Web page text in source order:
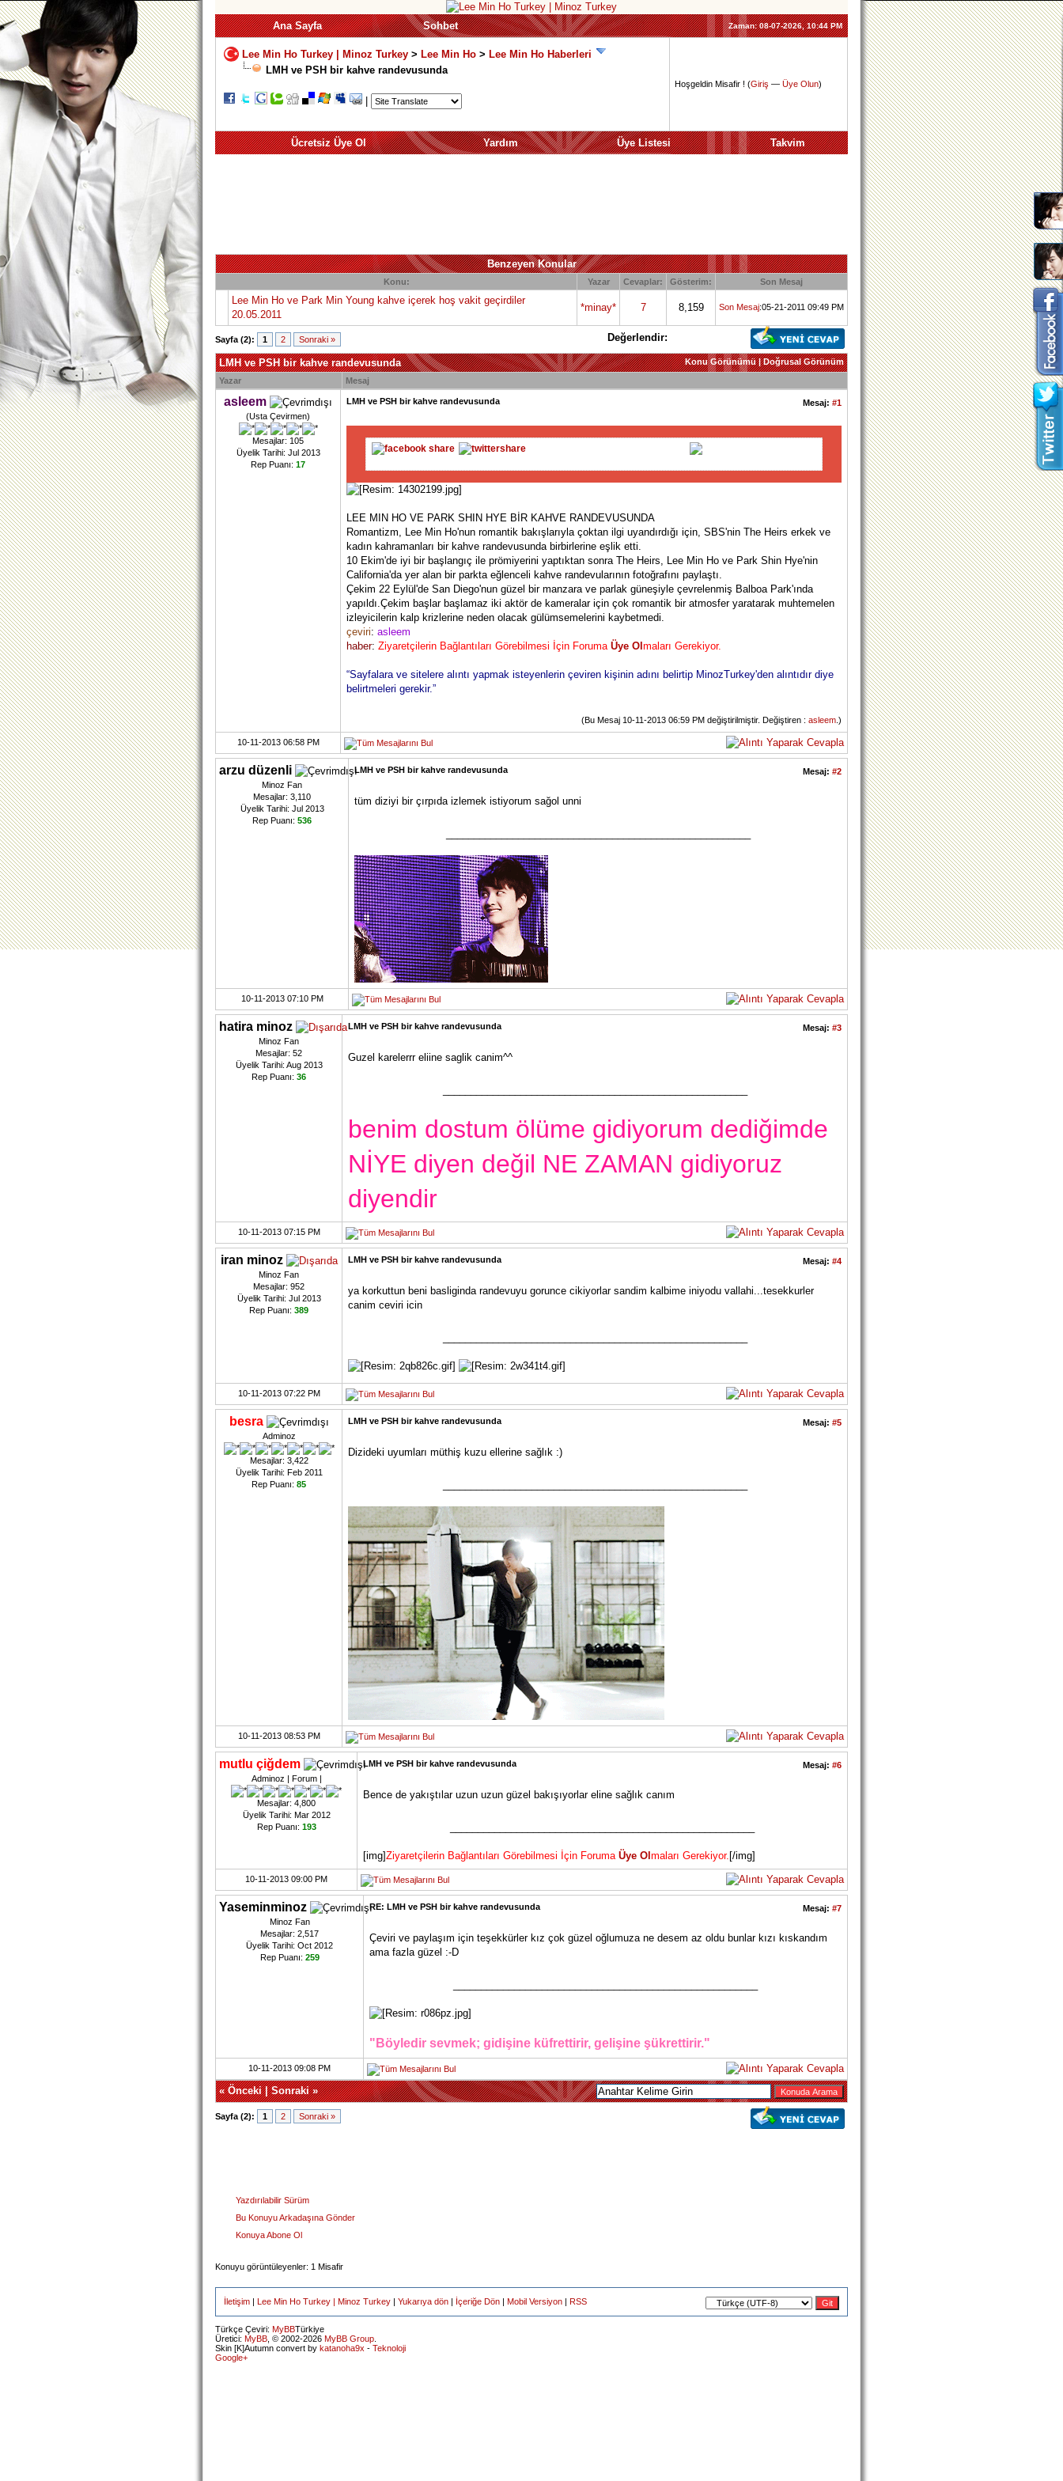
Ana Sayfa Sohbet Zaman:08-07-2026, 10:44 PM
Lee Min Ho Turkey | Minoz Turkey > Lee Min Ho > Lee Min Ho Haberleri
LMH ve PSH bir kahve randevusunda
Hoşgeldin Misafir ! (Giriş — Üye Olun)
Ücretsiz Üye Ol Yardım Üye Listesi Takvim
Benzeyen Konular
Konu: Yazar Cevaplar: Gösterim: Son Mesaj
Lee Min Ho ve Park Min Young kahve içerek hoş vakit geçirdiler
20.05.2011
*minay* 7 8,159 Son Mesaj:05-21-2011 09:49 PM
Sayfa (2): 1 2 Sonraki » Değerlendir:
Konu Görünümü|Doğrusal Görünüm
LMH ve PSH bir kahve randevusunda
Yazar Mesaj
asleem
(Usta Çevirmen)
Mesajlar: 105
Üyelik Tarihi: Jul 2013
Rep Puanı: 17
Mesaj: #1
LMH ve PSH bir kahve randevusunda
LEE MIN HO VE PARK SHIN HYE BİR KAHVE RANDEVUSUNDA
Romantizm, Lee Min Ho'nun romantik bakışlarıyla çoktan ilgi uyandırdığı için, SBS'nin The Heirs erkek ve
kadın kahramanları bir kahve randevusunda birbirlerine eşlik etti.
10 Ekim'de iyi bir başlangıç ile prömiyerini yaptıktan sonra The Heirs, Lee Min Ho ve Park Shin Hye'nin
California'da yer alan bir parkta eğlenceli kahve randevularının fotoğrafını paylaştı.
Çekim 22 Eylül'de San Diego'nun güzel bir manzara ve parlak güneşiyle çevrelenmiş Balboa Park'ında
yapıldı.Çekim başlar başlamaz iki aktör de kameralar için çok romantik bir atmosfer yaratarak muhtemelen
izleyicilerin kalp krizlerine neden olacak gülümsemelerini kaybetmedi.
çeviri: asleem
haber: Ziyaretçilerin Bağlantıları Görebilmesi İçin Foruma Üye Ol maları Gerekiyor.
“Sayfalara ve sitelere alıntı yapmak isteyenlerin çeviren kişinin adını belirtip MinozTurkey'den alıntıdır diye
belirtmeleri gerekir.”
(Bu Mesaj 10-11-2013 06:59 PM değiştirilmiştir. Değiştiren : asleem .)
10-11-2013 06:58 PM
arzu düzenli
Minoz Fan
Mesajlar: 3,110
Üyelik Tarihi: Jul 2013
Rep Puanı: 536
Mesaj: #2
LMH ve PSH bir kahve randevusunda
tüm diziyi bir çırpıda izlemek istiyorum sağol unni
10-11-2013 07:10 PM
hatira minoz
Minoz Fan
Mesajlar: 52
Üyelik Tarihi: Aug 2013
Rep Puanı: 36
Mesaj: #3
LMH ve PSH bir kahve randevusunda
Guzel karelerrr eliine saglik canim^^
benim dostum ölüme gidiyorum dediğimde
NİYE diyen değil NE ZAMAN gidiyoruz
diyendir
10-11-2013 07:15 PM
iran minoz
Minoz Fan
Mesajlar: 952
Üyelik Tarihi: Jul 2013
Rep Puanı: 389
Mesaj: #4
LMH ve PSH bir kahve randevusunda
ya korkuttun beni basliginda randevuyu gorunce cikiyorlar sandim kalbime iniyodu vallahi...tesekkurler
canim ceviri icin
10-11-2013 07:22 PM
besra
Adminoz
Mesajlar: 3,422
Üyelik Tarihi: Feb 2011
Rep Puanı: 85
Mesaj: #5
LMH ve PSH bir kahve randevusunda
Dizideki uyumları müthiş kuzu ellerine sağlık :)
10-11-2013 08:53 PM
mutlu çiğdem
Adminoz | Forum |
Mesajlar: 4,800
Üyelik Tarihi: Mar 2012
Rep Puanı: 193
Mesaj: #6
LMH ve PSH bir kahve randevusunda
Bence de yakıştılar uzun uzun güzel bakışıyorlar eline sağlık canım
[img]Ziyaretçilerin Bağlantıları Görebilmesi İçin Foruma Üye Ol maları Gerekiyor. [/img]
10-11-2013 09:00 PM
Yaseminminoz
Minoz Fan
Mesajlar: 2,517
Üyelik Tarihi: Oct 2012
Rep Puanı: 259
Mesaj: #7
RE: LMH ve PSH bir kahve randevusunda
Çeviri ve paylaşım için teşekkürler kız çok güzel oğlumuza ne desem az oldu bunlar kızı kıskandım
ama fazla güzel :-D
"Böyledir sevmek; gidişine küfrettirir, gelişine şükrettirir."
10-11-2013 09:08 PM
«Önceki|Sonraki»
Sayfa (2): 1 2 Sonraki »
Yazdırılabilir Sürüm
Bu Konuyu Arkadaşına Gönder
Konuya Abone Ol
Konuyu görüntüleyenler: 1 Misafir
İletişim | Lee Min Ho Turkey | Minoz Turkey | Yukarıya dön | İçeriğe Dön | Mobil Versiyon | RSS
Türkçe Çeviri: MyBBTürkiye
Üretici: MyBB , © 2002-2026 MyBB Group
Skin [K]Autumn convert by katanoha9x - Teknoloji
Google+